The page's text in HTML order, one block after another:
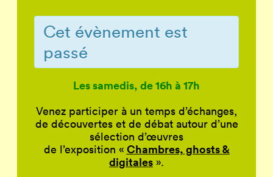
Cet évènement est
passé
Les samedis, de 16h à 17h
Venez participer à un temps d’échanges,
de découvertes et de débat autour d’une
sélection d’œuvres
de l’exposition « Chambres, ghosts &
digitales ».